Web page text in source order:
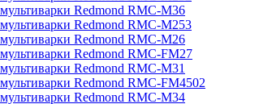
Redmond RMC-M36
Redmond RMC-M253
Redmond RMC-M26
Redmond RMC-FM27
Redmond RMC-M31
Redmond RMC-FM4502
Redmond RMC-M34